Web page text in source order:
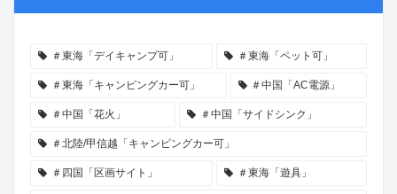
＃東海「デイキャンプ可」 ＃東海「ペット可」
＃東海「キャンピングカー可」 ＃中国「AC電源」
＃中国「花火」 ＃中国「サイドシンク」
＃北陸/甲信越「キャンピングカー可」
＃四国「区画サイト」 ＃東海「遊具」